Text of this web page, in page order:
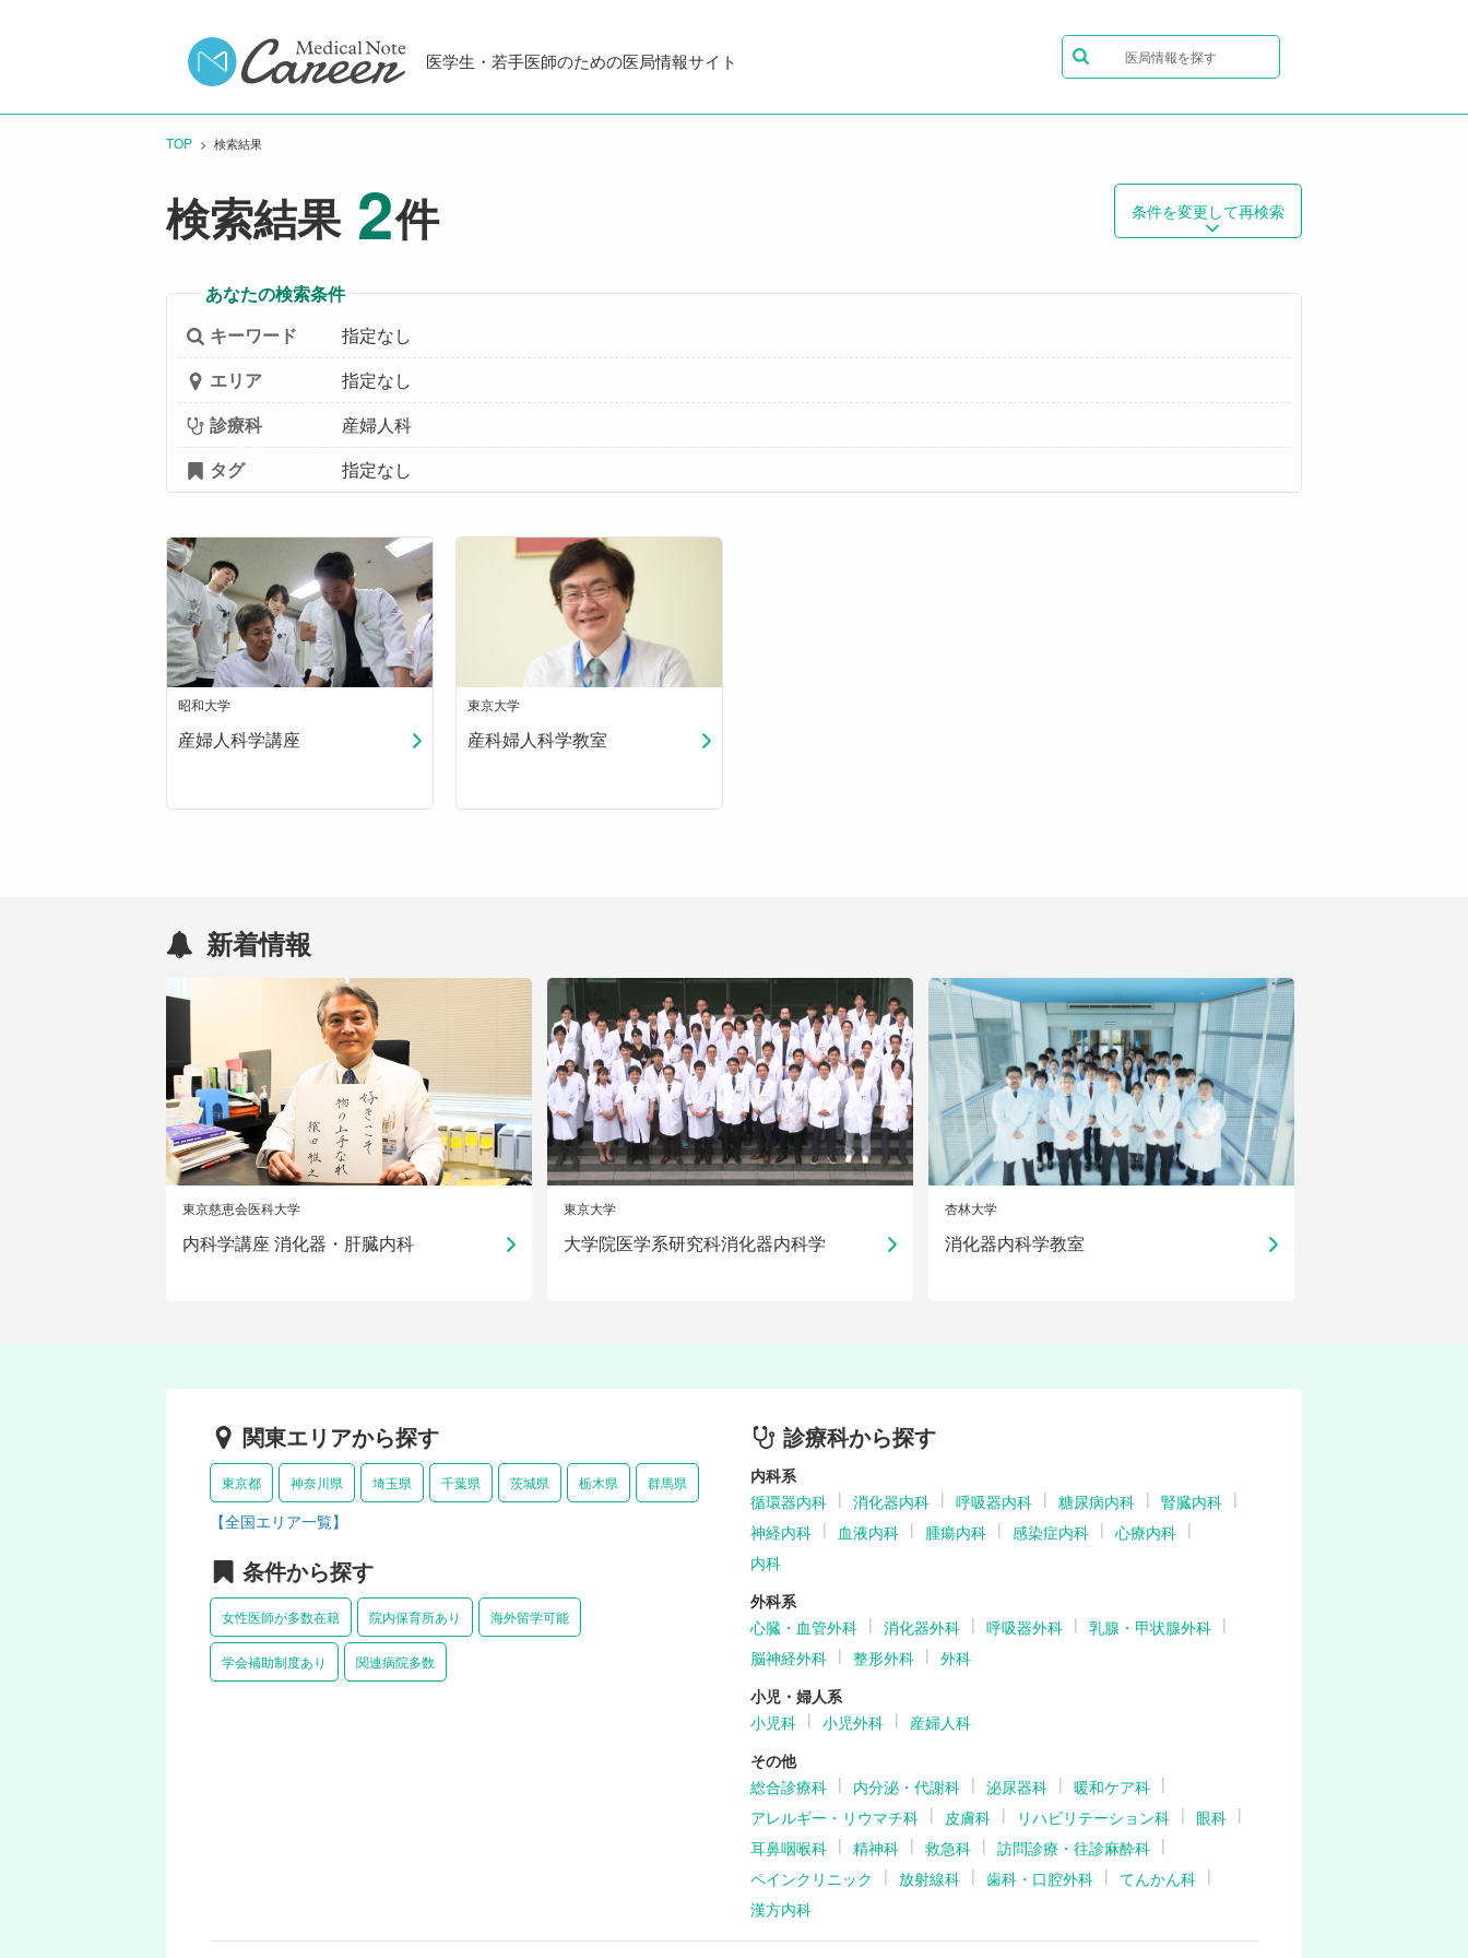
医学生・若手医師のための医局情報サイト 医局情報を探す
TOP CURRENT:
検索結果
検索結果 2件 条件を変更して再検索
あなたの検索条件
キーワード
指定なし
エリア
指定なし
診療科
産婦人科
タグ
指定なし
昭和大学
産婦人科学講座
東京大学
産科婦人科学教室
新着情報
東京慈恵会医科大学
内科学講座 消化器・肝臓内科
東京大学
大学院医学系研究科消化器内科学
杏林大学
消化器内科学教室
関東エリアから探す
東京都 神奈川県 埼玉県 千葉県 茨城県 栃木県 群馬県
【全国エリア一覧】
条件から探す
女性医師が多数在籍 院内保育所あり 海外留学可能
学会補助制度あり 関連病院多数
診療科から探す
内科系
循環器内科
消化器内科 呼吸器内科 糖尿病内科
腎臓内科
神経内科
血液内科 腫瘍内科 感染症内科
心療内科
内科
外科系
心臓・血管外科
消化器外科 呼吸器外科
乳腺・甲状腺外科
脳神経外科
整形外科
外科
小児・婦人系
小児科
小児外科
産婦人科
その他
総合診療科
内分泌・代謝科 泌尿器科
暖和ケア科
アレルギー・リウマチ科
皮膚科 リハビリテーション科
眼科
耳鼻咽喉科
精神科 救急科
訪問診療・往診麻酔科
ペインクリニック
放射線科 歯科・口腔外科
てんかん科
漢方内科